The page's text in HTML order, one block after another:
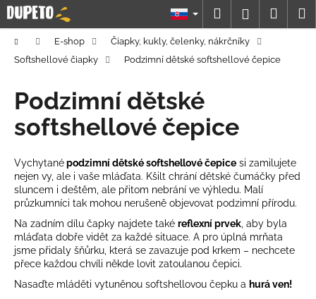
Prejsť
na
obsah
Hľadať
DomovE-shop
Čiapky, kukly, čelenky, nákrčníky
Softshellové čiapky
Podzimní dětské softshellové čepice
Podzimní dětské
softshellové čepice
Vychytanépodzimní dětské softshellové čepice si zamilujete
nejen vy, ale i vaše mláďata. Kšilt chrání dětské čumáčky před
sluncem i deštěm, ale přitom nebrání ve výhledu. Malí
průzkumníci tak mohou nerušeně objevovat podzimní přírodu.
Na zadním dílu čapky najdete také reflexní prvek , aby byla
mláďata dobře vidět za každé situace. A pro úplná mrňata
jsme přidaly šňůrku, která se zavazuje pod krkem – nechcete
přece každou chvíli někde lovit zatoulanou čepici.
Nasaďte mláděti vytuněnou softshellovou čepku a hurá ven!
K
o
o
p
o
r
e
b
u
j
e
t